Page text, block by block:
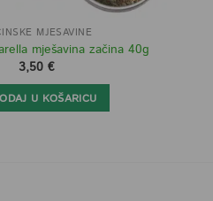
MJEŠAVINE
mješavina začina 40g
3,50 €
U KOŠARICU